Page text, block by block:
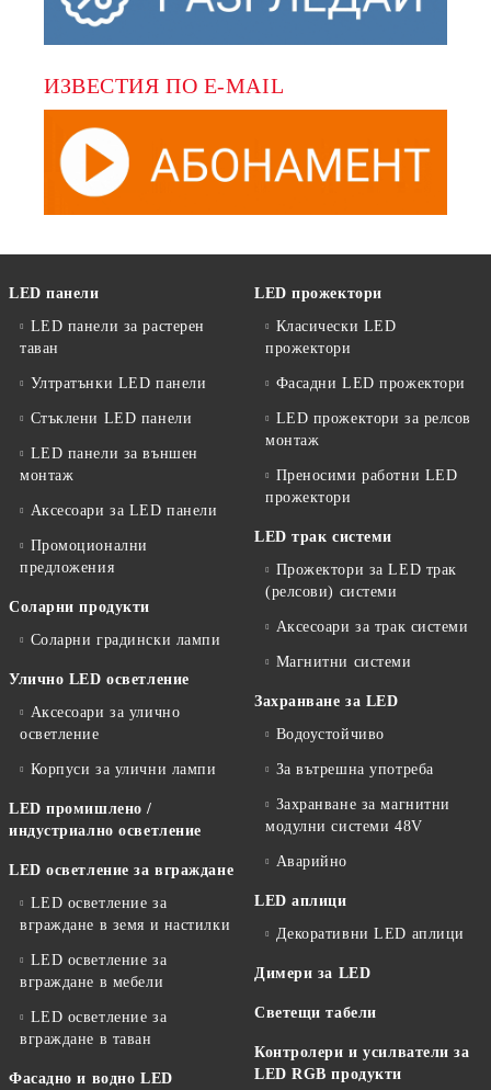
ИЗВЕСТИЯ ПО E-MAIL
LED панели
LED панели за растерен
таван
Ултратънки LED панели
Стъклени LED панели
LED панели за външен
монтаж
Аксесоари за LED панели
Промоционални
предложения
Соларни продукти
Соларни градински лампи
Улично LED осветление
Аксесоари за улично
осветление
Корпуси за улични лампи
LED промишлено /
индустриално осветление
LED осветление за вграждане
LED осветление за
вграждане в земя и настилки
LED осветление за
вграждане в мебели
LED осветление за
вграждане в таван
Фасадно и водно LED
LED прожектори
Класически LED
прожектори
Фасадни LED прожектори
LED прожектори за релсов
монтаж
Преносими работни LED
прожектори
LED трак системи
Прожектори за LED трак
(релсови) системи
Аксесоари за трак системи
Магнитни системи
Захранване за LED
Водоустойчиво
За вътрешна употреба
Захранване за магнитни
модулни системи 48V
Аварийно
LED аплици
Декоративни LED аплици
Димери за LED
Светещи табели
Контролери и усилватели за
LED RGB продукти